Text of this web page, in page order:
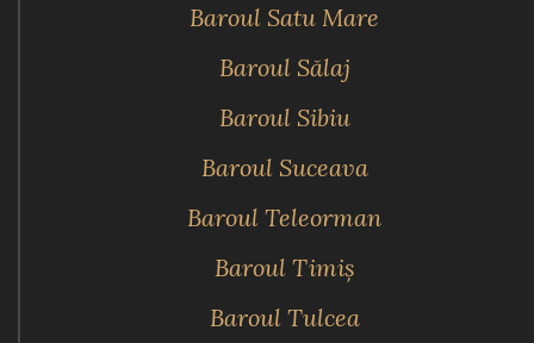
Baroul Satu Mare
Baroul Sălaj
Baroul Sibiu
Baroul Suceava
Baroul Teleorman
Baroul Timiş
Baroul Tulcea